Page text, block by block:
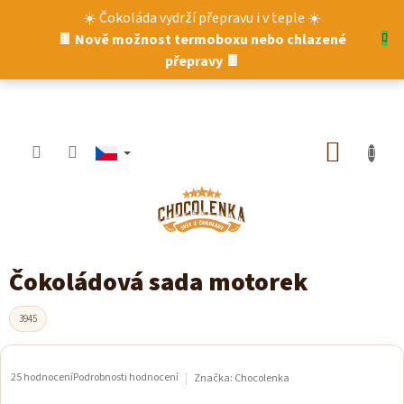
☀️ Čokoláda vydrží přepravu i v teple ☀️
🍫 Nově možnost termoboxu nebo chlazené
přepravy 🍫
Čokoládová sada motorek
3945
Průměrné
25 hodnoceníPodrobnosti hodnocení Značka: Chocolenka